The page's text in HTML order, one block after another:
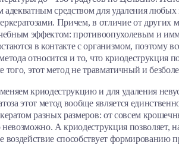
средством для удаления любых
Причем, в отличие от других
эффектом: противоопухолевым и
в контакте с организмом, поэтому
относится и то, что криодеструкция
того, этот метод не травматичный и
криодеструкцию и для удаления
этот метод вообще является
разных размеров: от совсем
А криодеструкция позволяет,
воздействие способствует формированию